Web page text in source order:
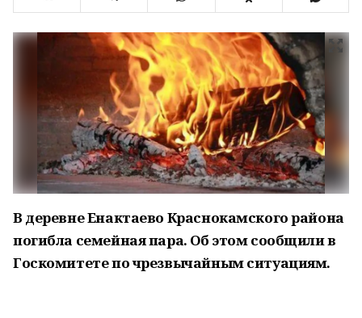
В деревне Енактаево Краснокамского района
погибла семейная пара. Об этом сообщили в
Госкомитете по чрезвычайным ситуациям.